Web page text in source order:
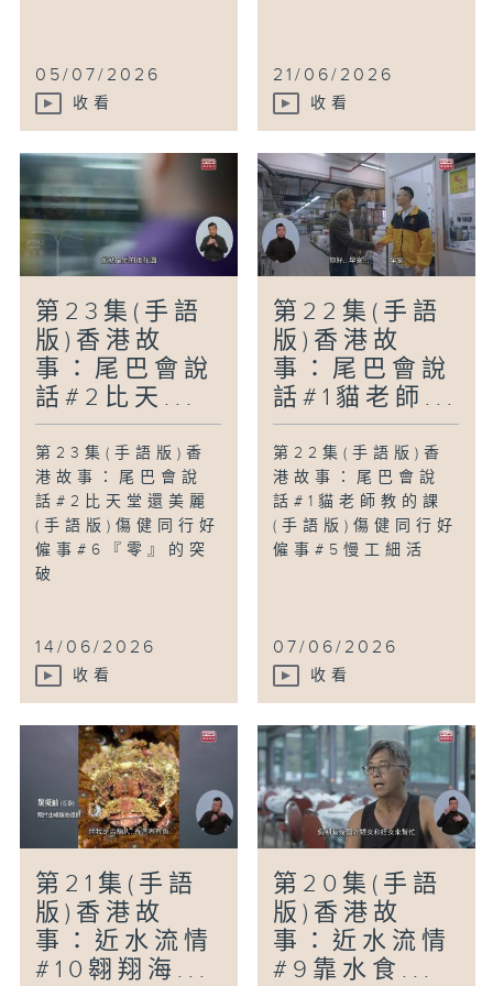
05/07/2026
收看
21/06/2026
收看
第23集(手語
版)香港故
事：尾巴會說
話#2比天...
第23集(手語版)香
港故事：尾巴會說
話#2比天堂還美麗
(手語版)傷健同行好
僱事#6『零』的突
破
14/06/2026
收看
第22集(手語
版)香港故
事：尾巴會說
話#1貓老師...
第22集(手語版)香
港故事：尾巴會說
話#1貓老師教的課
(手語版)傷健同行好
僱事#5慢工細活
07/06/2026
收看
第21集(手語
版)香港故
事：近水流情
#10翱翔海...
第20集(手語
版)香港故
事：近水流情
#9靠水食...